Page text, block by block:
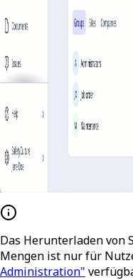
Das Herunterladen von
Mengen ist nur für
Administration"